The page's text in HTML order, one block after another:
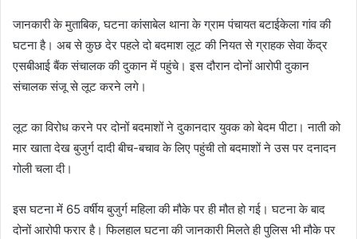
जानकारी के मुताबिक, घटना कांसाबेल थाना के ग्राम पंचायत बटाईकेला गांव की
घटना है। अब से कुछ देर पहले दो बदमाश लूट की नियत से ग्राहक सेवा केंद्र
एसबीआई बैंक संचालक की दुकान में पहुंचे। इस दौरान दोनों आरोपी दुकान
संचालक संजू से लूट करने लगे।
लूट का विरोध करने पर दोनों बदमाशों ने दुकानदार युवक को बेदम पीटा। नाती को
मार खाता देख बुजुर्ग दादी बीच-बचाव के लिए पहुंची तो बदमाशों ने उस पर दनादन
गोली चला दी।
इस घटना में 65 वर्षीय बुजुर्ग महिला की मौके पर ही मौत हो गई। घटना के बाद
दोनों आरोपी फरार है। फिलहाल घटना की जानकारी मिलते ही पुलिस भी मौके पर